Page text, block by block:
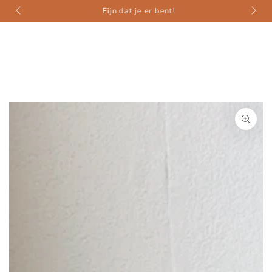
ZUM INHALT
SPRINGEN
Fijn dat je er bent!